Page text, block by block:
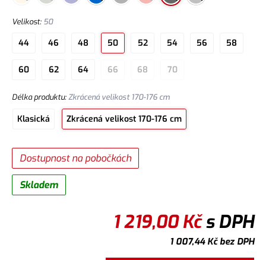
Velikost: 50
44 46 48 50 52 54 56 58
60 62 64 66 68 70
Délka produktu:Zkrácená velikost 170-176 cm
Klasická Zkrácená velikost 170-176 cm
Skladem
Dostupnost na pobočkách
1 219,00Kčs DPH
1 007,44Kčbez DPH